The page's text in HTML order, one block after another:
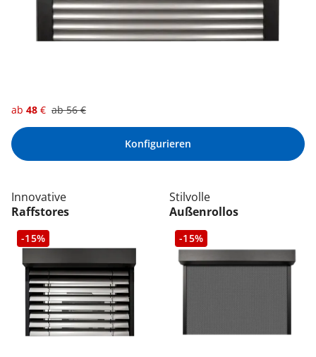
ab 48 € ab56€
Konfigurieren
Innovative
Raffstores
-15%
Stilvolle
Außenrollos
-15%